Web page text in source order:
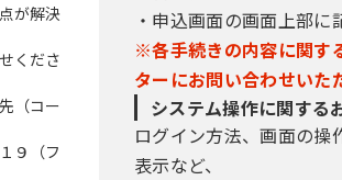
が解決
くださ
（コー
９（フ
・申込画面の画面上部
※各手続きの内容に関す
ターにお問い合わせいた
システム操作に関する
ログイン方法、画面の操
表示など、